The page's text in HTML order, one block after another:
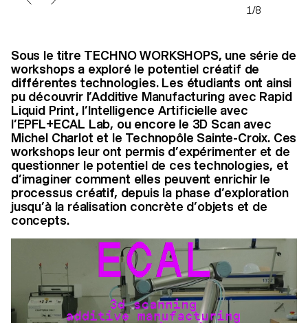
1/8
Sous le titre TECHNO WORKSHOPS, une série de
workshops a exploré le potentiel créatif de
différentes technologies. Les étudiants ont ainsi
pu découvrir l’Additive Manufacturing avec Rapid
Liquid Print, l’Intelligence Artificielle avec
l’EPFL+ECAL Lab, ou encore le 3D Scan avec
Michel Charlot et le Technopôle Sainte-Croix. Ces
workshops leur ont permis d’expérimenter et de
questionner le potentiel de ces technologies, et
d’imaginer comment elles peuvent enrichir le
processus créatif, depuis la phase d’exploration
jusqu’à la réalisation concrète d’objets et de
concepts.